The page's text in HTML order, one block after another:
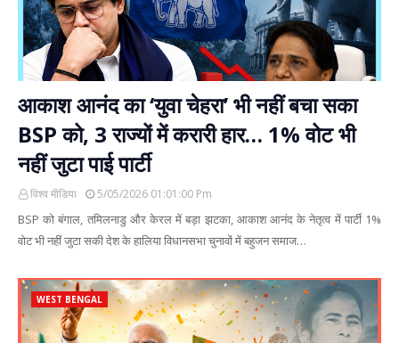
आकाश आनंद का ‘युवा चेहरा’ भी नहीं बचा सका
BSP को, 3 राज्यों में करारी हार… 1% वोट भी
नहीं जुटा पाई पार्टी
विश्व मीडिया 5/05/2026 01:01:00 Pm
BSP को बंगाल, तमिलनाडु और केरल में बड़ा झटका, आकाश आनंद के नेतृत्व में पार्टी 1%
वोट भी नहीं जुटा सकी देश के हालिया विधानसभा चुनावों में बहुजन समाज…
WEST BENGAL